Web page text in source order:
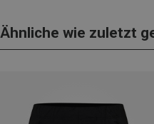
Ähnliche wie zuletzt